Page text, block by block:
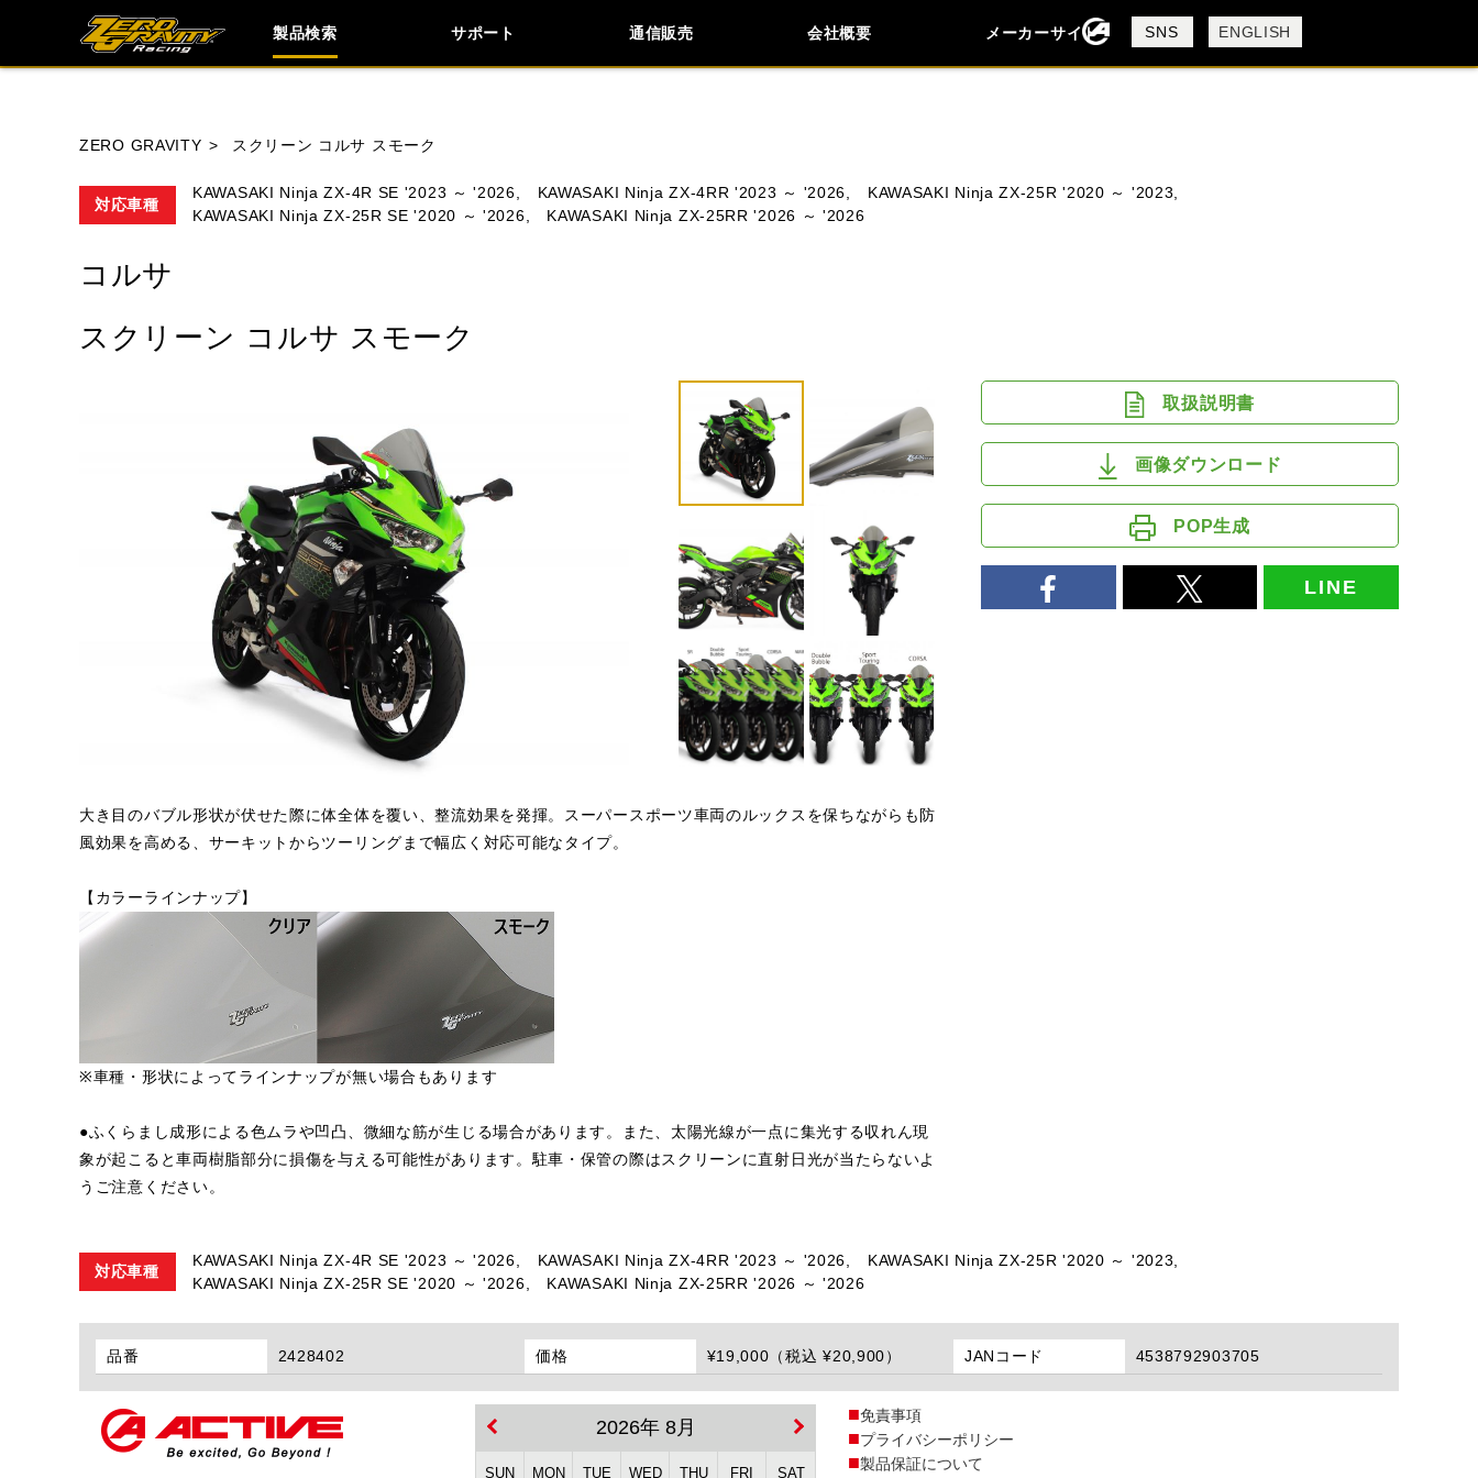
製品検索 サポート 通信販売 会社概要
会社概要
採用情報
メーカーサイト SNS ENGLISH
閉じる
ZERO GRAVITY スクリーン コルサ スモーク
対応車種
KAWASAKI Ninja ZX-4R SE '2023 ～ '2026, KAWASAKI Ninja ZX-4RR '2023 ～ '2026,
KAWASAKI Ninja ZX-25R '2020 ～ '2023,
KAWASAKI Ninja ZX-25R SE '2020 ～ '2026,
KAWASAKI Ninja ZX-25RR '2026 ～ '2026
コルサ
スクリーン コルサ スモーク
大き目のバブル形状が伏せた際に体全体を覆い、整流効果を発揮。スーパースポーツ車両のルックスを保ちながらも防
風効果を高める、サーキットからツーリングまで幅広く対応可能なタイプ。
【カラーラインナップ】
※車種・形状によってラインナップが無い場合もあります
●ふくらまし成形による色ムラや凹凸、微細な筋が生じる場合があります。また、太陽光線が一点に集光する収れん現
象が起こると車両樹脂部分に損傷を与える可能性があります。駐車・保管の際はスクリーンに直射日光が当たらないよ
うご注意ください。
取扱説明書
画像ダウンロード
POP生成
LINE
対応車種
KAWASAKI Ninja ZX-4R SE '2023 ～ '2026, KAWASAKI Ninja ZX-4RR '2023 ～ '2026,
KAWASAKI Ninja ZX-25R '2020 ～ '2023,
KAWASAKI Ninja ZX-25R SE '2020 ～ '2026,
KAWASAKI Ninja ZX-25RR '2026 ～ '2026
品番 2428402 価格 ¥19,000（税込 ¥20,900） JANコード 4538792903705
2026年 8月
SUN MON TUE WED THU FRI SAT
免責事項
プライバシーポリシー
製品保証について